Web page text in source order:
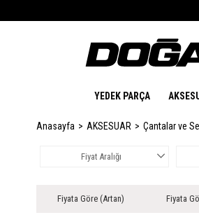
YEDEK PARÇA
Anasayfa AKSESUAR Çantalar ve
Fiyat Aralığı
Fiyata Göre (Artan) Fiyata